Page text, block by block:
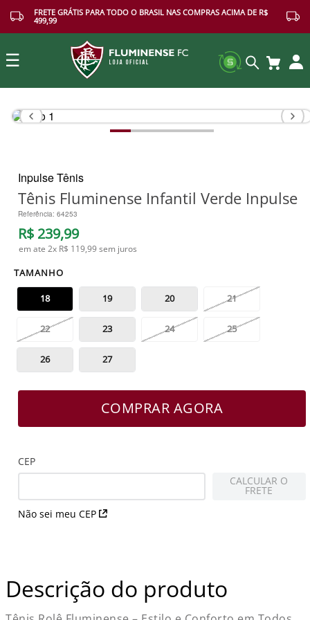
FRETE GRÁTIS PARA TODO O BRASIL NAS COMPRAS ACIMA DE R$
499,99
☰
Buscar
Inpulse Tênis
Tênis Fluminense Infantil Verde Inpulse
Referência: 64253
R$ 239,99
em ate 2x R$ 119,99sem juros
TAMANHO
18 19 20 21
22 23 24 25
26 27
COMPRAR AGORA
CEP
Não sei meu CEP
CALCULAR O
FRETE
Descrição do produto